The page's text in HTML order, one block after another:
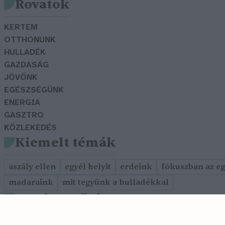
Rovatok
KERTEM
OTTHONUNK
HULLADÉK
GAZDASÁG
JÖVŐNK
EGÉSZSÉGÜNK
ENERGIA
GASZTRO
KÖZLEKEDÉS
Kiemelt témák
aszály ellen egyél helyit erdeink fókuszban az
madaraink
mit tegyünk a hulladékkal
Szerkesztőség